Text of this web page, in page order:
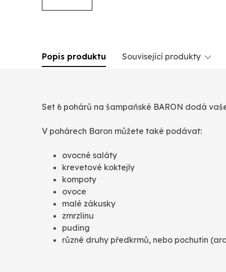
Popis produktu Související produkty
Set 6 pohárů na šampaňské BARON dodá
V pohárech Baron můžete také podávat:
ovocné saláty
krevetové koktejly
kompoty
ovoce
malé zákusky
zmrzlinu
puding
různé druhy předkrmů, nebo pochutin